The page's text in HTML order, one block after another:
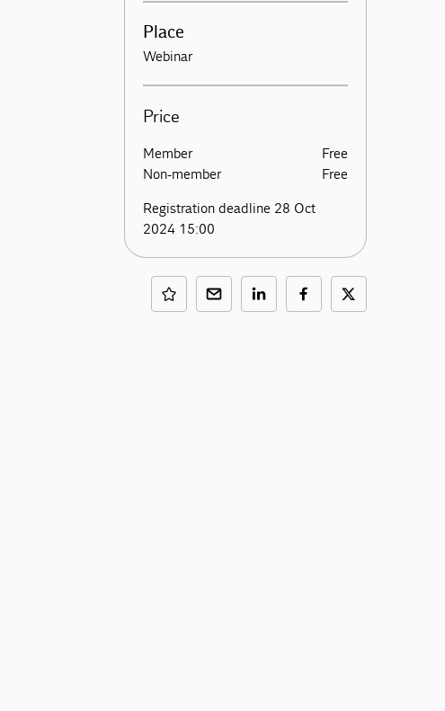
Place
Webinar
Price
Member
Free
Non-member
Free
Registration deadline 28 Oct
2024 15:00